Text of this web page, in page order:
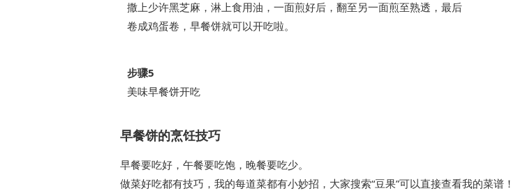
撒上少许黑芝麻，淋上食用油，一面煎好后，翻至另一面煎至熟透，最后
卷成鸡蛋卷，早餐饼就可以开吃啦。
步骤5
美味早餐饼开吃
早餐饼的烹饪技巧
早餐要吃好，午餐要吃饱，晚餐要吃少。
做菜好吃都有技巧，我的每道菜都有小妙招，大家搜索“豆果”可以直接查看我的菜谱！